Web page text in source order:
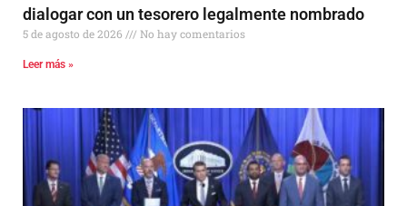
dialogar con un tesorero legalmente nombrado
5 de agosto de 2026 No hay comentarios
Leer más »